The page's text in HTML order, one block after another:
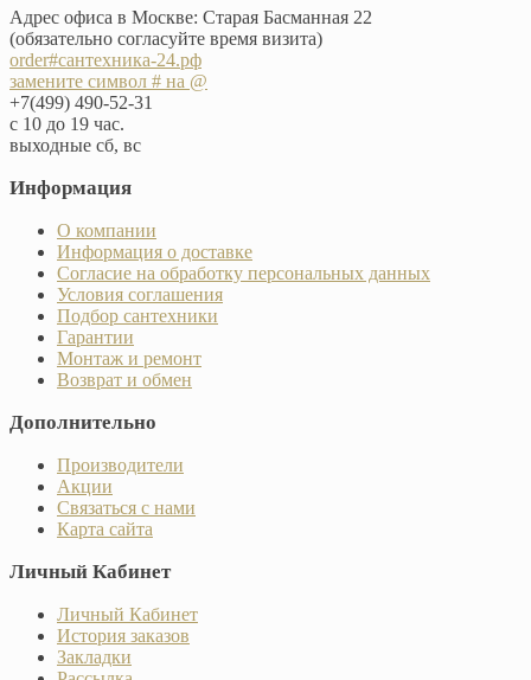
Адрес офиса в Москве: Старая Басманная 22
(обязательно согласуйте время визита)
order#сантехника-24.рф
замените символ # на @
+7(499) 490-52-31
с 10 до 19 час.
выходные сб, вс
Информация
О компании
Информация о доставке
Согласие на обработку персональных данных
Условия соглашения
Подбор сантехники
Гарантии
Монтаж и ремонт
Возврат и обмен
Дополнительно
Производители
Акции
Связаться с нами
Карта сайта
Личный Кабинет
Личный Кабинет
История заказов
Закладки